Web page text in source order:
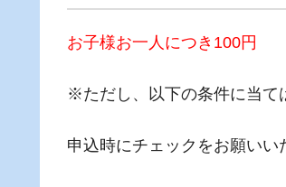
お子様お一人につき100円
※ただし、以下の条件に当て
申込時にチェックをお願いい